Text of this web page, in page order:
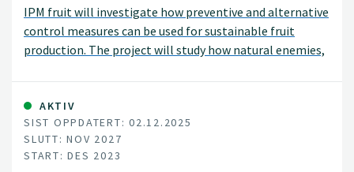
IPM fruit will investigate how preventive and alternative
control measures can be used for sustainable fruit
production. The project will study how natural enemies,
combinations of these can be best applied under
Norwegian conditions. The project will be carried out in
collaboration with the Norwegian University of Life
Sciences (NMBU), the Norwegian advisory service (NLR),
NIAB East Malling (UK), IRTA (Sapin), and also in close
AKTIV
SIST OPPDATERT: 02.12.2025
SLUTT: NOV 2027
START: DES 2023